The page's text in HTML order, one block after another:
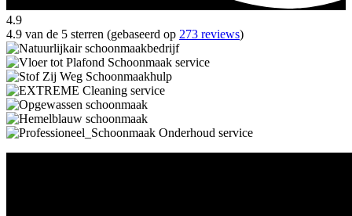
4.9
4.9 van de 5 sterren (gebaseerd op 273 reviews)